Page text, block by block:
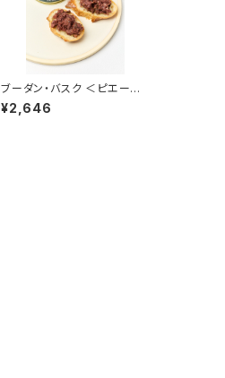
ブーダン・バスク ＜ピエール・
オテイザ＞(フランス・バスク)
¥2,646